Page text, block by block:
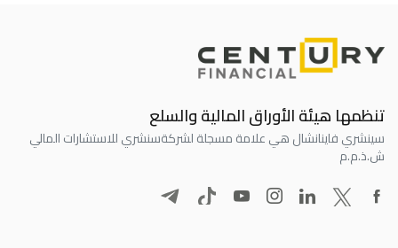
تنظمها هيئة الأوراق المالية والسلع
سينشري فاينانشال هي علامة مسجلة لشركةسنشري للاستشارات المالي
ش.ذ.م.م